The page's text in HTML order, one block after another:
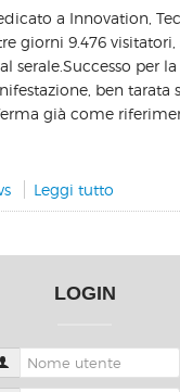
a Innovation,
giorni 9.476 visitatori,
serale.Successo per
ben tarata
già come
Leggi tutto
LOGIN
Nome utente